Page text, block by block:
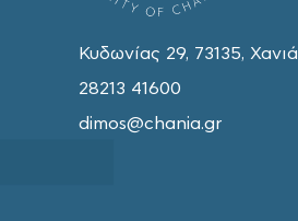
Κυδωνίας 29, 73135, Χανιά
28213 41600
dimos@chania.gr